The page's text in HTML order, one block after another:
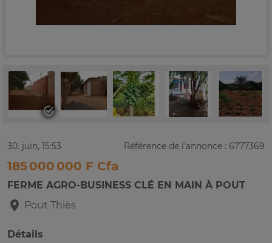
30. juin, 15:53 Référence de l'annonce : 6777369
185 000 000 F Cfa
FERME AGRO-BUSINESS CLÉ EN MAIN À POUT
Pout Thiès
Détails